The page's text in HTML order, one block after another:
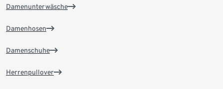
Damenunterwäsche
Damenhosen
Damenschuhe
Herrenpullover